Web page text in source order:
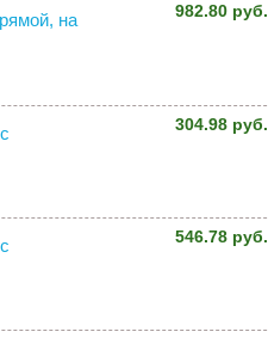
на
982.80 руб.
304.98 руб.
546.78 руб.